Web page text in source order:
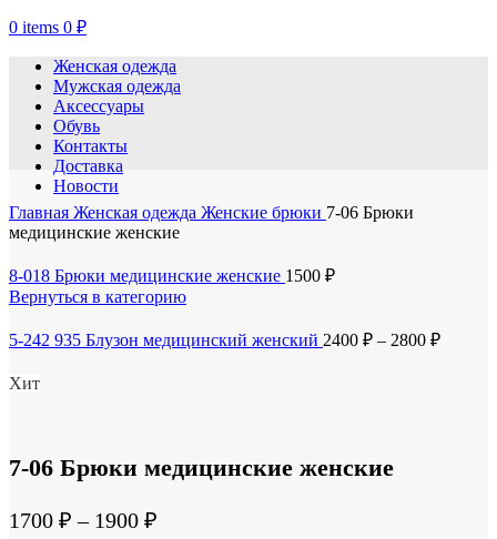
0 items 0 ₽
Женская одежда
Мужская одежда
Аксессуары
Обувь
Контакты
Доставка
Новости
Главная Женская одежда Женские брюки 7-06 Брюки
медицинские женские
8-018 Брюки медицинские женские 1500 ₽
Вернуться в категорию
5-242 935 Блузон медицинский женский 2400 ₽ – 2800 ₽
Хит
7-06 Брюки медицинские женские
1700 ₽ – 1900 ₽